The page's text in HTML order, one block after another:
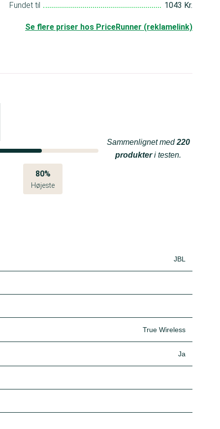
Fundet til 1043 Kr.
Se flere priser hos PriceRunner (reklamelink)
80%
Højeste
Sammenlignet med220
produkteri testen.
JBL
True Wireless
Ja